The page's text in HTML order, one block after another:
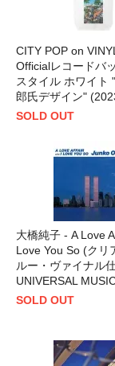
CITY POP on
Officialレコードバ
スタイル ホワイト
郎氏デザイン"
SOLD OUT
大橋純子 - A Love
Love You So (クリ
ルー・ヴァイナル
UNIVERSAL
SOLD OUT